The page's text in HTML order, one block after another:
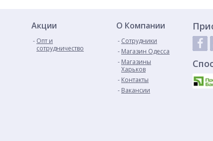
Акции
Опт и
сотрудничество
О Компании
Сотрудники
Магазин Одесса
Магазины
Харьков
Контакты
Вакансии